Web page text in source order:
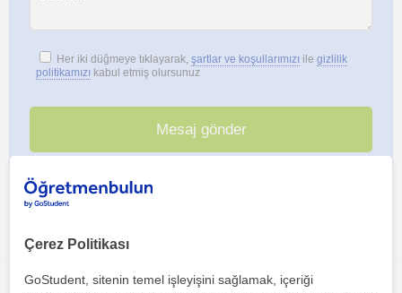
Her iki düğmeye tıklayarak, şartlar ve koşullarımızı ile gizlilik
politikamızı kabul etmiş olursunuz
Bu ilanı paylaş veya e-posta ile gönder
Çerez Politikası
GoStudent, sitenin temel işleyişini sağlamak, içeriği